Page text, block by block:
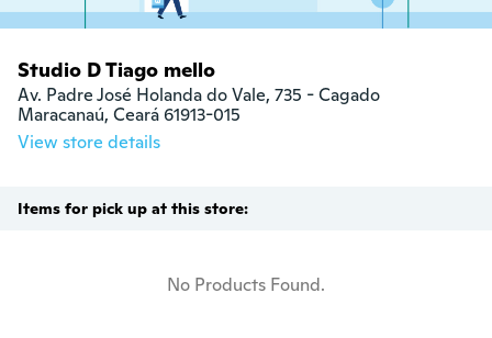
Studio D Tiago mello
Av. Padre José Holanda do Vale, 735 - Cagado
Maracanaú, Ceará 61913-015
View store details
Items for pick up at this store:
No Products Found.